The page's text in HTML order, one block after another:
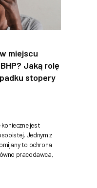
miejscu
Jaką rolę
stopery
jest
Jednym z
to ochrona
pracodawca,